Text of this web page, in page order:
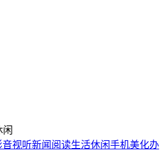
音视听新闻阅读生活休闲手机美化办